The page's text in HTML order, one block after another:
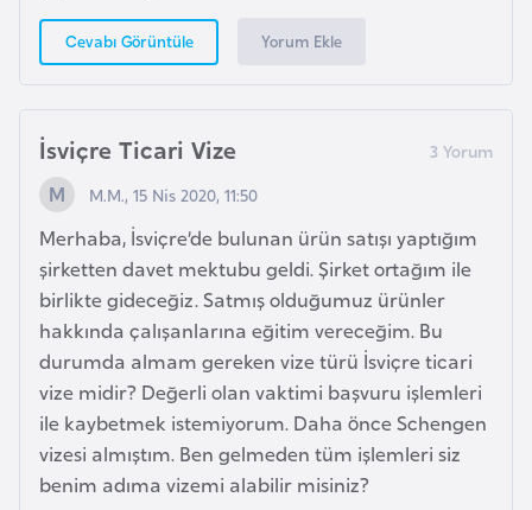
Cevabı Görüntüle Yorum Ekle
İsviçre Ticari Vize
M.M., 15 Nis 2020, 11:50
Merhaba, İsviçre’de bulunan ürün satışı yaptığım
şirketten davet mektubu geldi. Şirket ortağım ile
birlikte gideceğiz. Satmış olduğumuz ürünler
hakkında çalışanlarına eğitim vereceğim. Bu
durumda almam gereken vize türü İsviçre ticari
vize midir? Değerli olan vaktimi başvuru işlemleri
ile kaybetmek istemiyorum. Daha önce Schengen
vizesi almıştım. Ben gelmeden tüm işlemleri siz
benim adıma vizemi alabilir misiniz?
a
a
G
ü
n
e
y
K
o
r
e
G
ü